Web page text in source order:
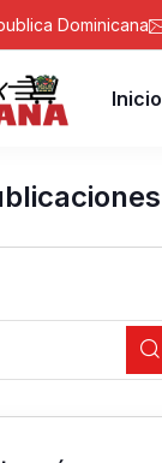
Dominicana
Inicio